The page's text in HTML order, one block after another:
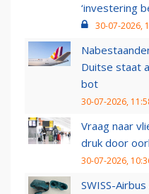
‘investering
30-07-2026,
Duitse staat
bot
30-07-2026,
Vraag naar
druk door
30-07-2026,
SWISS-